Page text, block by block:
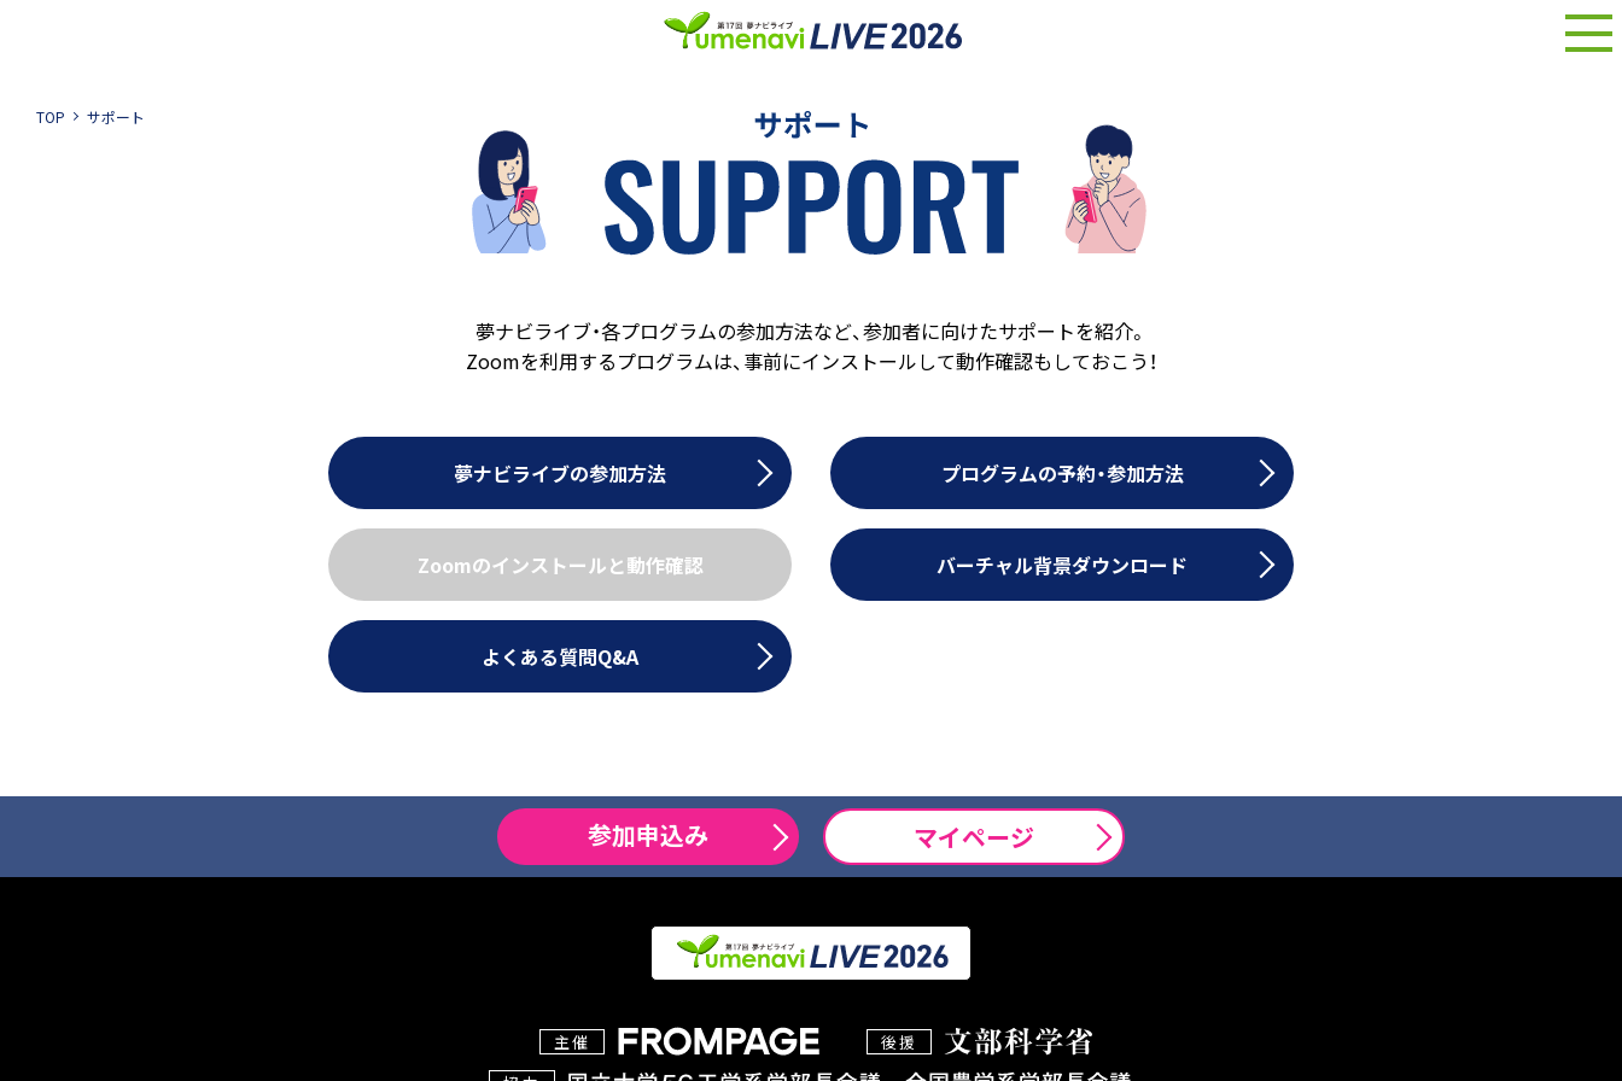
TOP サポート
夢ナビライブ・各プログラムの参加方法など、参加者に向けたサポートを紹介。
Zoomを利用するプログラムは、 事前にインストールして動作確認もしておこう！
夢ナビライブの参加方法 プログラムの予約・参加方法
Zoomのインストールと動作確認 バーチャル背景ダウンロード
よくある質問Q&A
参加申込み マイページ
主催
後援